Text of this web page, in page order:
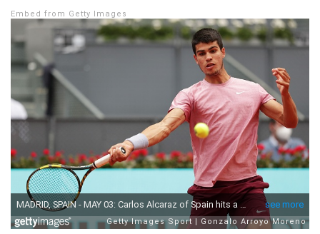
Embed from Getty Images